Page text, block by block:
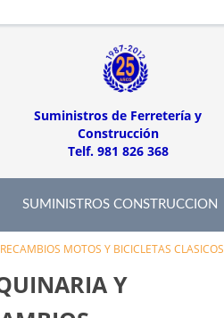
Suministros de Ferretería y
Construcción
Telf. 981 826 368
SUMINISTROS CONSTRUCCION
RECAMBIOS MOTOS Y BICICLETAS CLASICOS
Y